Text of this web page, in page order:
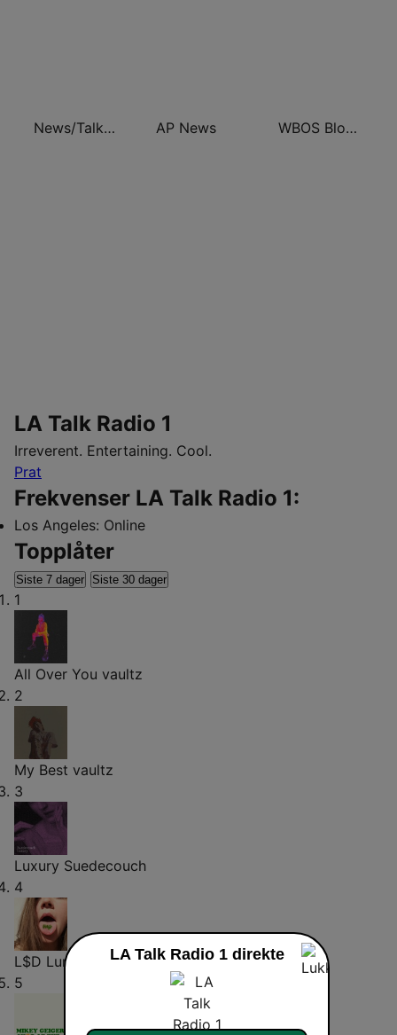
News/Talk WOWO AP News WBOS Bloomberg 92.9 Boston
LA Talk Radio 1
Irreverent. Entertaining. Cool.
Prat
Frekvenser LA Talk Radio 1:
Los Angeles: Online
Topplåter
Siste 7 dager Siste 30 dager
1
All Over You vaultz
2
My Best vaultz
3
Luxury Suedecouch
4
L$D Lune
5
LA Talk Radio 1 direkte